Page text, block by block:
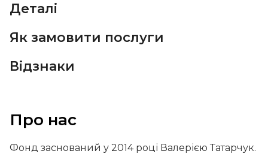
Про нас
Фонд заснований у 2014 році Валерією Татарчук.
Деталі
Як замовити послуги
Відзнаки